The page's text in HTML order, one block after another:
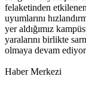
felaketinden
uyumlarını
yer aldığımız
yaralarını birlikte
olmaya devam
Haber Merkezi